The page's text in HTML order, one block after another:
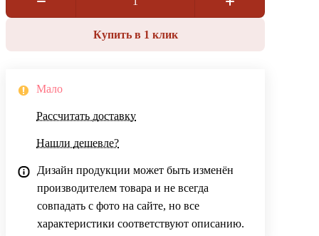
Купить в 1 клик
Мало
Рассчитать доставку
Нашли дешевле?
Дизайн продукции может быть изменён
производителем товара и не всегда
совпадать с фото на сайте, но все
характеристики соответствуют описанию.